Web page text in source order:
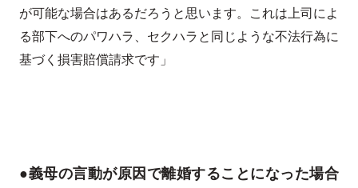
が可能な場合はあるだろうと思います。これは上司によ
る部下へのパワハラ、セクハラと同じような不法行為に
基づく損害賠償請求です」
●義母の言動が原因で離婚することになった場合